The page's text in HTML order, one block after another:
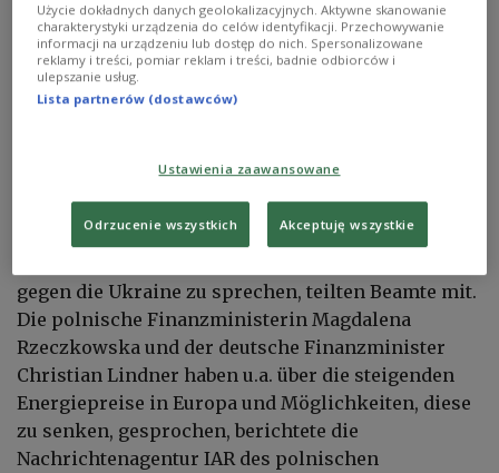
Polens und Deutschlands Finanzminister haben
sich am Donnerstag in Warschau getroffen, um
über Europas Unterstützung für die Ukraine und
gegen die Ukraine zu sprechen, teilten Beamte mit.
Die polnische Finanzministerin Magdalena
Rzeczkowska und der deutsche Finanzminister
Christian Lindner haben u.a. über die steigenden
Energiepreise in Europa und Möglichkeiten, diese
zu senken, gesprochen, berichtete die
Nachrichtenagentur IAR des polnischen
Użycie dokładnych danych geolokalizacyjnych. Aktywne skanowanie
charakterystyki urządzenia do celów identyfikacji. Przechowywanie
informacji na urządzeniu lub dostęp do nich. Spersonalizowane
reklamy i treści, pomiar reklam i treści, badnie odbiorców i
ulepszanie usług.
Lista partnerów (dostawców)
Ustawienia zaawansowane
Odrzucenie wszystkich Akceptuję wszystkie